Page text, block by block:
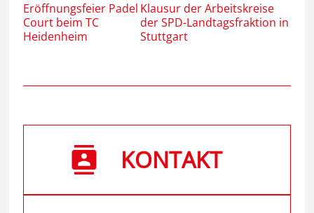
Eröffnungsfeier Padel
Court beim TC
Heidenheim
Klausur der Arbeitskreise
der SPD-Landtagsfraktion in
Stuttgart
KONTAKT